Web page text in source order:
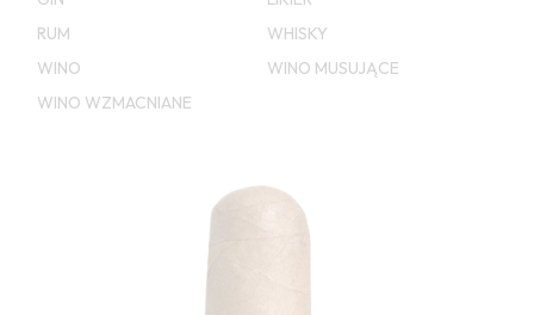
RUM
WHISKY
WINO
WINO MUSUJĄCE
WINO WZMACNIANE